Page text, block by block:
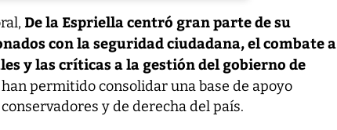
De la Espriella centró gran parte de su
con la seguridad ciudadana, el combate a
y las críticas a la gestión del gobierno de
permitido consolidar una base de apoyo
y de derecha del país.